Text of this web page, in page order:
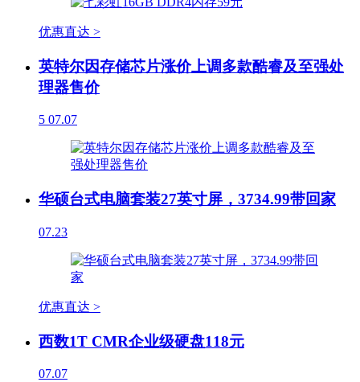
优惠直达 >
英特尔因存储芯片涨价上调多款酷睿及至强处
理器售价
5 07.07
华硕台式电脑套装27英寸屏，3734.99带回家
07.23
优惠直达 >
西数1T CMR企业级硬盘118元
07.07